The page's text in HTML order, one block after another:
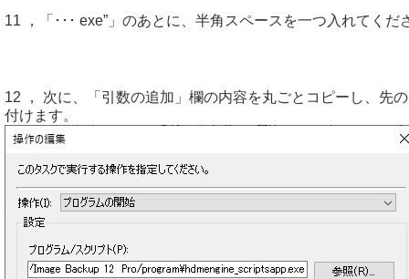
11 ，「･･･ exe”」のあとに、半角スペースを一つ入れてくだ
12 ， 次に、「引数の追加」欄の内容を丸ごとコピーし、先
付けます。